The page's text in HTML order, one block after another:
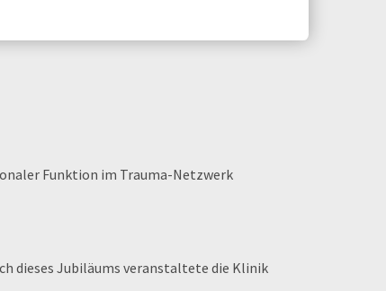
Funktion im Trauma-Netzwerk
dieses Jubiläums veranstaltete die Klinik